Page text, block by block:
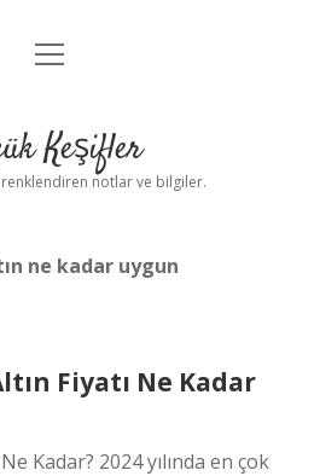
Anasayfa
Yasal Uyarı
menüyü
Keşifler
renklendiren notlar ve bilgiler.
ne kadar uygun
Fiyatı Ne Kadar
Kadar? 2024 yılında en çok